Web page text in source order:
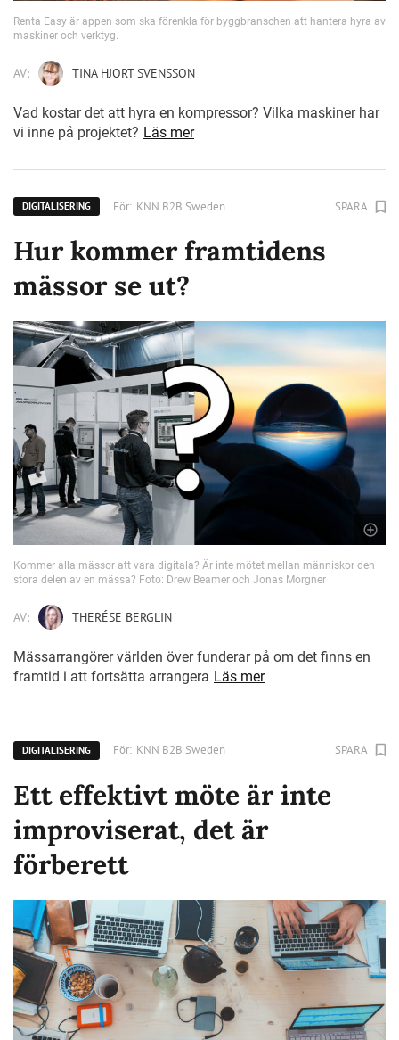
Renta Easy är appen som ska förenkla för byggbranschen att hantera hyra av
maskiner och verktyg.
AV: TINA HJORT SVENSSON
Vad kostar det att hyra en kompressor? Vilka maskiner har
vi inne på projektet? Läs mer
DIGITALISERING För: KNN B2B Sweden SPARA
Hur kommer framtidens
mässor se ut?
Kommer alla mässor att vara digitala? Är inte mötet mellan människor den
stora delen av en mässa? Foto: Drew Beamer och Jonas Morgner
AV: THERÉSE BERGLIN
Mässarrangörer världen över funderar på om det finns en
framtid i att fortsätta arrangera Läs mer
DIGITALISERING För: KNN B2B Sweden SPARA
Ett effektivt möte är inte
improviserat, det är
förberett